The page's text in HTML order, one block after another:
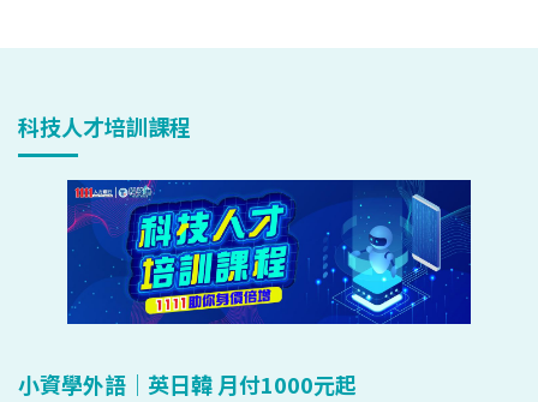
科技人才培訓課程
小資學外語｜英日韓 月付1000元起